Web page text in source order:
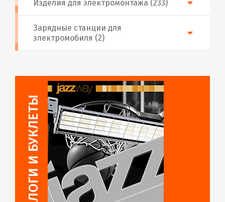
Изделия для электромонтажа (233)
Зарядные станции для
электромобиля (2)